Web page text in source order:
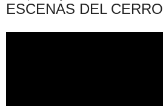
ESCENAS DEL CERRO